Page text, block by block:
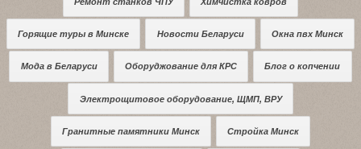
Горящие туры в Минске Новости Беларуси Окна пвх Минск
Мода в Беларуси Оборуджование для КРС Блог о копчении
Электрощитовое оборудование, ЩМП, ВРУ
Гранитные памятники Минск Стройка Минск